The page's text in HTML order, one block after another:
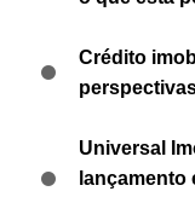
Crédito
Universal
lançamento